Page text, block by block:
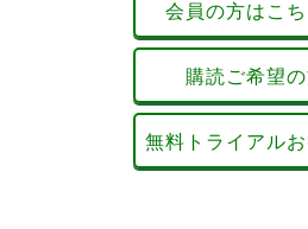
会員の方はこ
購読ご希望
無料トライアル